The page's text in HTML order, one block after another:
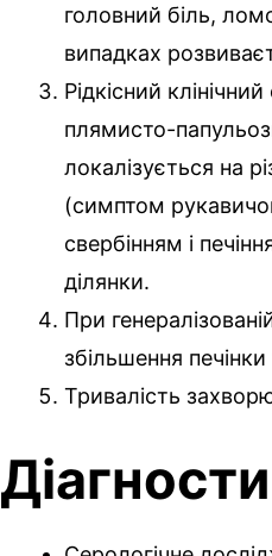
головний біль,
випадках
Рідкісний
плямисто-
локалізується на
(симптом
свербінням і
ділянки.
При
збільшення печінки
Тривалість